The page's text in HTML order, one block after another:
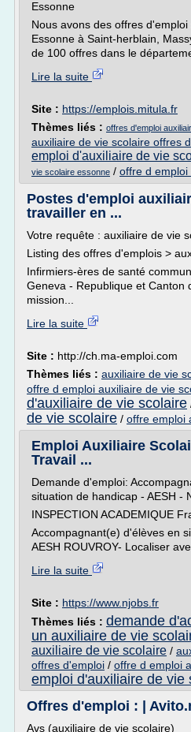
Essonne
Nous avons des offres
Essonne à Saint-herblain,
de 100 offres dans le
Lire la suite
Site : https://emplois.mitula.fr
Thèmes liés : offres d'emploi
auxiliaire de vie scolaire offres
emploi d'auxiliaire de vie
vie scolaire essonne / offre d emploi
Postes d'emploi
travailler en ...
Votre requête : auxiliaire de vie
Listing des offres d'emplois >
Infirmiers-ères de santé
Geneva - Republique et Canton
mission...
Lire la suite
Site : http://ch.ma-emploi.com
Thèmes liés : auxiliaire de vie
offre d emploi auxiliaire de vie
d'auxiliaire de vie scolaire
de vie scolaire / offre emploi
Emploi Auxiliaire
Travail ...
Demande d'emploi:
situation de handicap - AESH -
INSPECTION ACADEMIQUE
Accompagnant(e) d'élèves en
AESH ROUVROY- Localiser
Lire la suite
Site : https://www.njobs.fr
Thèmes liés : demande
un auxiliaire de vie
auxiliaire de vie scolaire /
offres d'emploi / offre d emploi
emploi d'auxiliaire de vie
Offres d'emploi : |
Avs (auxiliaire de vie scolaire)